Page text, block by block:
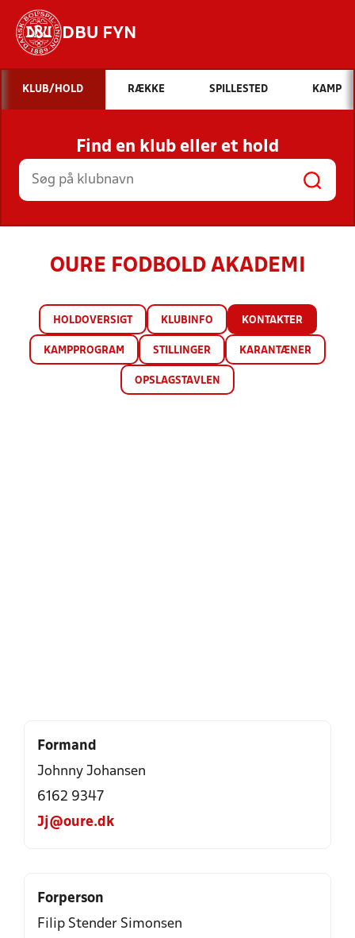
DBU FYN
Hvad vil du søge efter?
INDHOLD OG NYHEDER
STILLINGER, RESULTATER, KLUBBER OG
HOLD
KLUB/HOLD RÆKKE SPILLESTED KAMP
Find en klub eller et hold
OURE FODBOLD AKADEMI
HOLDOVERSIGT KLUBINFO KONTAKTER
KAMPPROGRAM STILLINGER KARANTÆNER
OPSLAGSTAVLEN
Formand
Johnny Johansen
6162 9347
Jj@oure.dk
Forperson
Filip Stender Simonsen